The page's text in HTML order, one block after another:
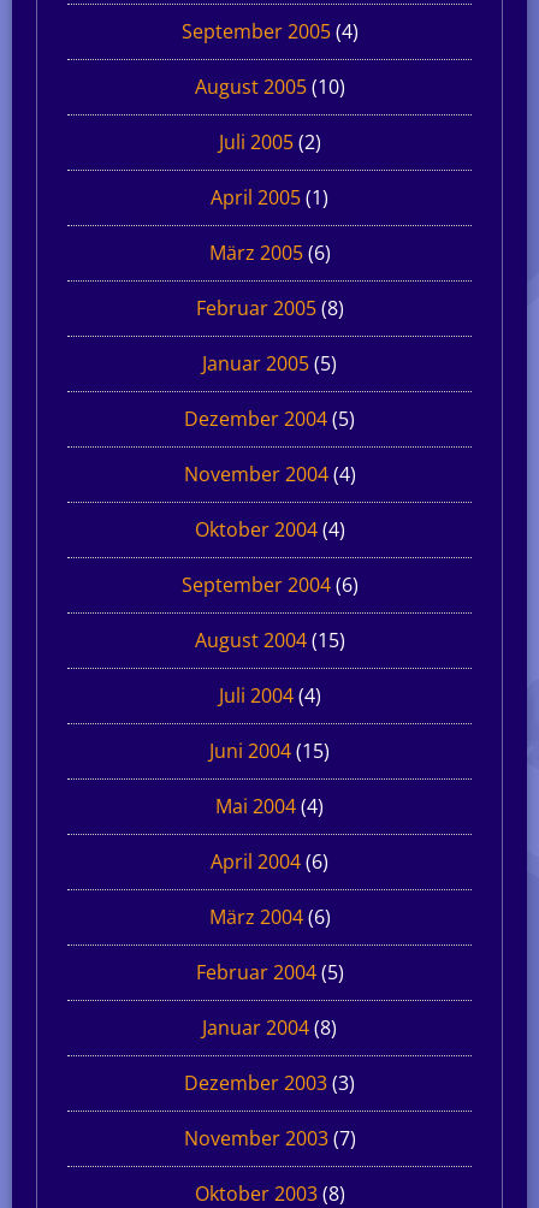
September 2005(4)
August 2005(10)
Juli 2005(2)
April 2005(1)
März 2005(6)
Februar 2005(8)
Januar 2005(5)
Dezember 2004(5)
November 2004(4)
Oktober 2004(4)
September 2004(6)
August 2004(15)
Juli 2004(4)
Juni 2004(15)
Mai 2004(4)
April 2004(6)
März 2004(6)
Februar 2004(5)
Januar 2004(8)
Dezember 2003(3)
November 2003(7)
Oktober 2003(8)